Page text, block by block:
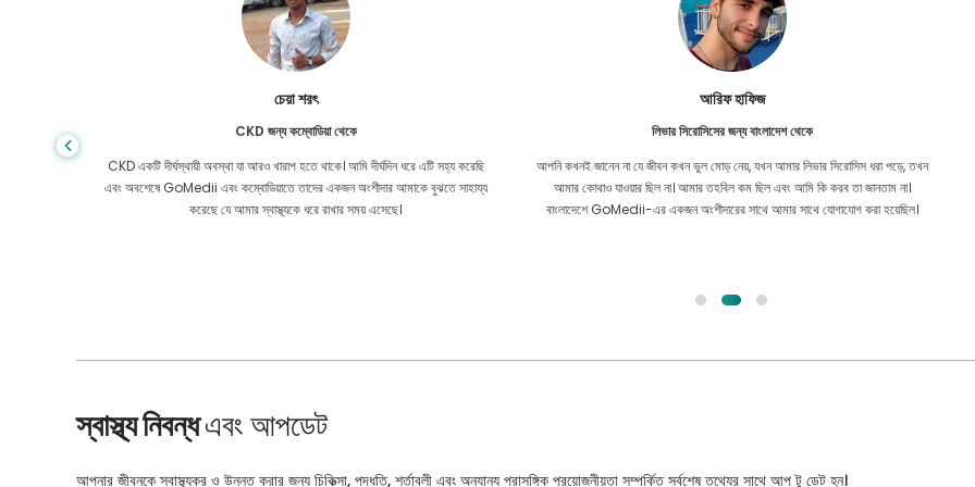
আরিফ হাফিজ
লিভার সিরোসিসের জন্য বাংলাদেশ থেকে
আপনি কখনই জানেন না যে জীবন কখন ভুল মোড় নেয়, যখন আমার লিভার সিরোসিস ধরা পড়ে, তখন
আমার কোথাও যাওয়ার ছিল না। আমার তহবিল কম ছিল এবং আমি কি করব তা জানতাম না।
বাংলাদেশে GoMedii-এর একজন অংশীদারের সাথে আমার সাথে যোগাযোগ করা হয়েছিল।
ইশরাত জাহান
কার্ডিওলজির জন্য বাংলাদেশ থেকে
GoMedii-এর সাথে শেয়ার করা বন্ড পুরনো৷ আমি প্রায় দুই বছর আগে আমার কার্ডিয়াক
সমস্যার জন্য তাদের সাথে যোগাযোগ করেছি। তবুও, দল সবসময় একটি ধ্রুবক সাহায্য হয়েছে!
ম্যাক্সে আমার নিয়মিত চেকআপ করাতে আমি সাধারণত সময়ে সময়ে তাদের সাথে যোগাযোগ করি,
স্বাস্থ্য নিবন্ধএবং আপডেট
আপনার জীবনকে স্বাস্থ্যকর ও উন্নত করার জন্য চিকিত্সা, পদ্ধতি, শর্তাবলী এবং অন্যান্য প্রাসঙ্গিক প্রয়োজনীয়তা সম্পর্কিত সর্বশেষ তথ্যের সাথে আপ টু ডেট হন।